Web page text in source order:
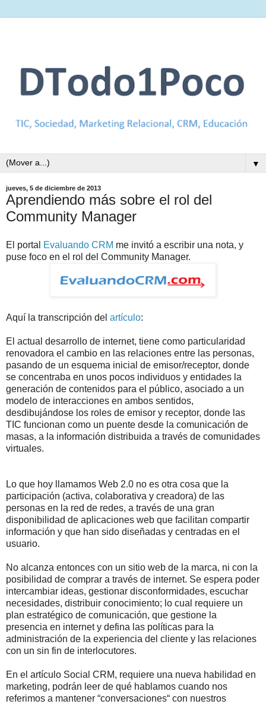
▼
jueves, 5 de diciembre de 2013
Aprendiendo más sobre el rol del
Community Manager
El portal Evaluando CRM me invitó a escribir una nota, y
puse foco en el rol del Community Manager.
Aquí la transcripción del artículo:
El actual desarrollo de internet, tiene como particularidad
renovadora el cambio en las relaciones entre las personas,
pasando de un esquema inicial de emisor/receptor, donde
se concentraba en unos pocos individuos y entidades la
generación de contenidos para el público, asociado a un
modelo de interacciones en ambos sentidos,
desdibujándose los roles de emisor y receptor, donde las
TIC funcionan como un puente desde la comunicación de
masas, a la información distribuida a través de comunidades
virtuales.
Lo que hoy llamamos Web 2.0 no es otra cosa que la
participación (activa, colaborativa y creadora) de las
personas en la red de redes, a través de una gran
disponibilidad de aplicaciones web que facilitan compartir
información y que han sido diseñadas y centradas en el
usuario.
No alcanza entonces con un sitio web de la marca, ni con la
posibilidad de comprar a través de internet. Se espera poder
intercambiar ideas, gestionar disconformidades, escuchar
necesidades, distribuir conocimiento; lo cual requiere un
plan estratégico de comunicación, que gestione la
presencia en internet y defina las políticas para la
administración de la experiencia del cliente y las relaciones
con un sin fin de interlocutores.
En el artículo Social CRM, requiere una nueva habilidad en
marketing, podrán leer de qué hablamos cuando nos
referimos a mantener “conversaciones“ con nuestros